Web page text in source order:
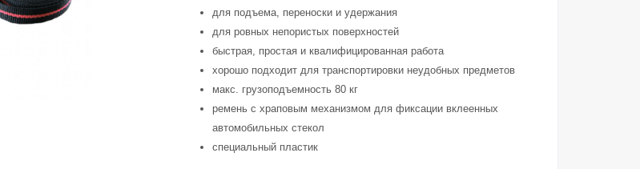
для подъема, переноски и удержания
для ровных непористых поверхностей
быстрая, простая и квалифицированная работа
хорошо подходит для транспортировки неудобных предметов
макс. грузоподъемность 80 кг
ремень с храповым механизмом для фиксации вклеенных
автомобильных стекол
специальный пластик